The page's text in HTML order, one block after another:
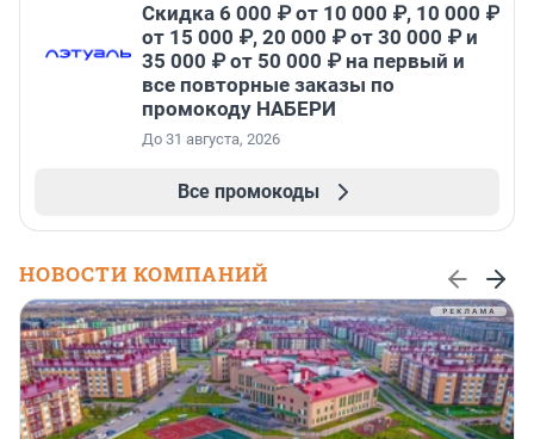
Скидка 6 000 ₽ от 10 000 ₽, 10 000 ₽
от 15 000 ₽, 20 000 ₽ от 30 000 ₽ и
35 000 ₽ от 50 000 ₽ на первый и
все повторные заказы по
промокоду НАБЕРИ
До 31 августа, 2026
Все промокоды
НОВОСТИ КОМПАНИЙ